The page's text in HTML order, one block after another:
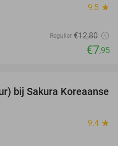
9.5 star
Regulier €12,80
€7,95
19%
bij Sakura Koreaanse
9.4 star